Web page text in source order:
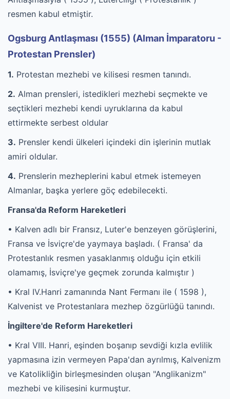
resmen kabul etmiştir.
Ogsburg Antlaşması (1555) (Alman İmparatoru -
Protestan Prensler)
1. Protestan mezhebi ve kilisesi resmen tanındı.
2. Alman prensleri, istedikleri mezhebi seçmekte ve
seçtikleri mezhebi kendi uyruklarına da kabul
ettirmekte serbest oldular
3. Prensler kendi ülkeleri içindeki din işlerinin mutlak
amiri oldular.
4. Prenslerin mezheplerini kabul etmek istemeyen
Almanlar, başka yerlere göç edebilecekti.
Fransa'da Reform Hareketleri
• Kalven adlı bir Fransız, Luter'e benzeyen görüşlerini,
Fransa ve İsviçre'de yaymaya başladı. ( Fransa' da
Protestanlık resmen yasaklanmış olduğu için etkili
olamamış, İsviçre'ye geçmek zorunda kalmıştır )
• Kral IV.Hanri zamanında Nant Fermanı ile ( 1598 ),
Kalvenist ve Protestanlara mezhep özgürlüğü tanındı.
İngiltere'de Reform Hareketleri
• Kral VIII. Hanri, eşinden boşanıp sevdiği kızla evlilik
yapmasına izin vermeyen Papa'dan ayrılmış, Kalvenizm
ve Katolikliğin birleşmesinden oluşan "Anglikanizm"
mezhebi ve kilisesini kurmuştur.